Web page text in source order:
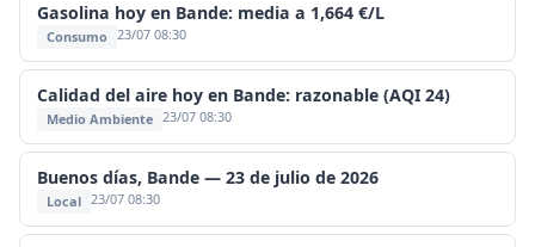
Gasolina hoy en Bande: media a 1,664 €/L
Consumo 23/07 08:30
Calidad del aire hoy en Bande: razonable (AQI 24)
Medio Ambiente 23/07 08:30
Buenos días, Bande — 23 de julio de 2026
Local 23/07 08:30